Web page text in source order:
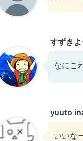
すずきよ
なにこ
yuuto
いいな